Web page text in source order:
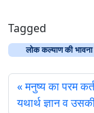
Tagged
लोक कल्याण की भावना
मनुष्य का परम
यथार्थ ज्ञान व